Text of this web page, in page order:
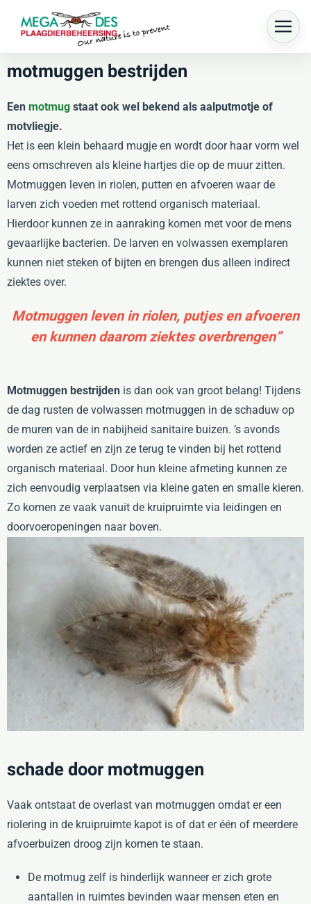
Skip to main content
motmuggen bestrijden
Een motmug staat ook wel bekend als aalputmotje of
motvliegje.
Het is een klein behaard mugje en wordt door haar vorm wel
eens omschreven als kleine hartjes die op de muur zitten.
Motmuggen leven in riolen, putten en afvoeren waar de
larven zich voeden met rottend organisch materiaal.
Hierdoor kunnen ze in aanraking komen met voor de mens
gevaarlijke bacterien. De larven en volwassen exemplaren
kunnen niet steken of bijten en brengen dus alleen indirect
ziektes over.
Motmuggen leven in riolen, putjes en afvoeren
en kunnen daarom ziektes overbrengen”
Motmuggen bestrijden is dan ook van groot belang! Tijdens
de dag rusten de volwassen motmuggen in de schaduw op
de muren van de in nabijheid sanitaire buizen. ’s avonds
worden ze actief en zijn ze terug te vinden bij het rottend
organisch materiaal. Door hun kleine afmeting kunnen ze
zich eenvoudig verplaatsen via kleine gaten en smalle kieren.
Zo komen ze vaak vanuit de kruipruimte via leidingen en
doorvoeropeningen naar boven.
schade door motmuggen
Vaak ontstaat de overlast van motmuggen omdat er een
riolering in de kruipruimte kapot is of dat er één of meerdere
afvoerbuizen droog zijn komen te staan.
De motmug zelf is hinderlijk wanneer er zich grote
aantallen in ruimtes bevinden waar mensen eten en